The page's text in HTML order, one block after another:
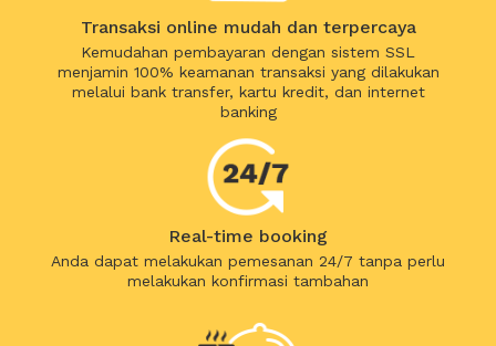
Transaksi online mudah dan terpercaya
Kemudahan pembayaran dengan sistem SSL
menjamin 100% keamanan transaksi yang dilakukan
melalui bank transfer, kartu kredit, dan internet
banking
Real-time booking
Anda dapat melakukan pemesanan 24/7 tanpa perlu
melakukan konfirmasi tambahan